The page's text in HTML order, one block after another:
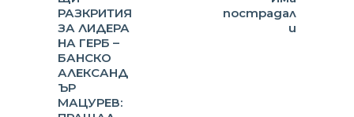
РАЗКРИТИЯ
ЗА ЛИДЕРА
НА ГЕРБ –
БАНСКО
АЛЕКСАНД
ЪР
МАЦУРЕВ:
пострадал
и